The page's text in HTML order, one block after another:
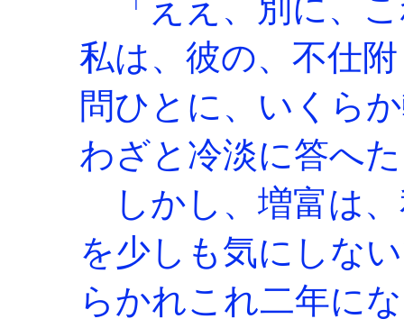
「ええ、別に、
私は、彼の、不仕
問ひとに、いくら
わざと冷淡に答へ
しかし、増富は
を少しも気にしな
らかれこれ二年に